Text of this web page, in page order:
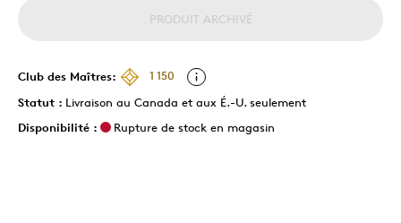
PRODUIT ARCHIVÉ
Club des Maîtres:
1 150
Statut : Livraison au Canada et aux É.-U. seulement
Disponibilité :
Rupture de stock en magasin